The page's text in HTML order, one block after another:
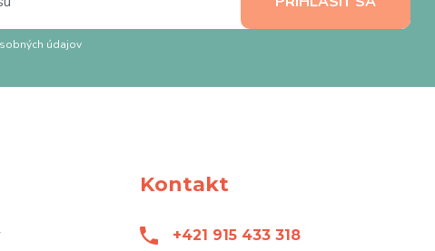
údajov
Kontakt
+421 915 433 318